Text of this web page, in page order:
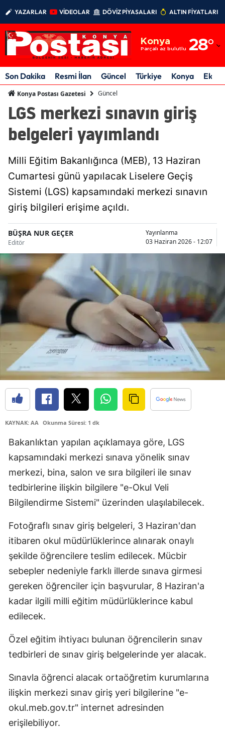
YAZARLAR VİDEOLAR DÖVİZ PİYASALARI ALTIN FİYATLARI
Konya
Parçalı az bulutlu 28°
Adıyaman
Afyonkarahisar
Amasya
Ankara
Artvin
Aydın
Bilecik
Bingöl
Bolu
Burdur
Bursa
Çanakkale
Çankırı
Çorum
Diyarbakır
Edirne
Elazığ
Erzincan
Erzurum
Eskişehir
Gaziantep
Giresun
Gümüşhane
Mersin
İstanbul
Son Dakika Resmi İlan Güncel Türkiye Konya
Konya Postası Gazetesi Güncel
LGS merkezi sınavın giriş
belgeleri yayımlandı
Milli Eğitim Bakanlığınca (MEB), 13 Haziran
Cumartesi günü yapılacak Liselere Geçiş
Sistemi (LGS) kapsamındaki merkezi sınavın
giriş bilgileri erişime açıldı.
BÜŞRA NUR GEÇER
Editör
Yayınlanma
03 Haziran 2026 - 12:07
KAYNAK: AA Okunma Süresi: 1 dk
Bakanlıktan yapılan açıklamaya göre, LGS
kapsamındaki merkezi sınava yönelik sınav
merkezi, bina, salon ve sıra bilgileri ile sınav
tedbirlerine ilişkin bilgilere "e-Okul Veli
Bilgilendirme Sistemi" üzerinden ulaşılabilecek.
Fotoğraflı sınav giriş belgeleri, 3 Haziran'dan
itibaren okul müdürlüklerince alınarak onaylı
şekilde öğrencilere teslim edilecek. Mücbir
sebepler nedeniyle farklı illerde sınava girmesi
gereken öğrenciler için başvurular, 8 Haziran'a
kadar ilgili milli eğitim müdürlüklerince kabul
edilecek.
Özel eğitim ihtiyacı bulunan öğrencilerin sınav
tedbirleri de sınav giriş belgelerinde yer alacak.
Sınavla öğrenci alacak ortaöğretim kurumlarına
ilişkin merkezi sınav giriş yeri bilgilerine "e-
okul.meb.gov.tr" internet adresinden
erişilebiliyor.